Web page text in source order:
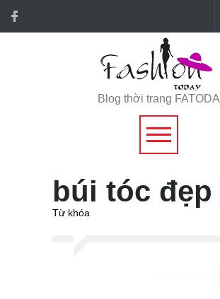
Blog thời trang FATODA
búi tóc đẹp
Từ khóa